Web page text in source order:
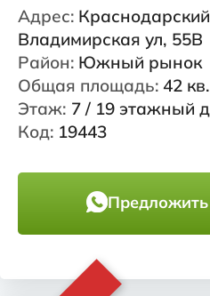
Адрес:
Владимирская ул, 55В
Район: Южный рынок
Общая площадь: 42
Этаж: 7 / 19 этажный
Код: 19443